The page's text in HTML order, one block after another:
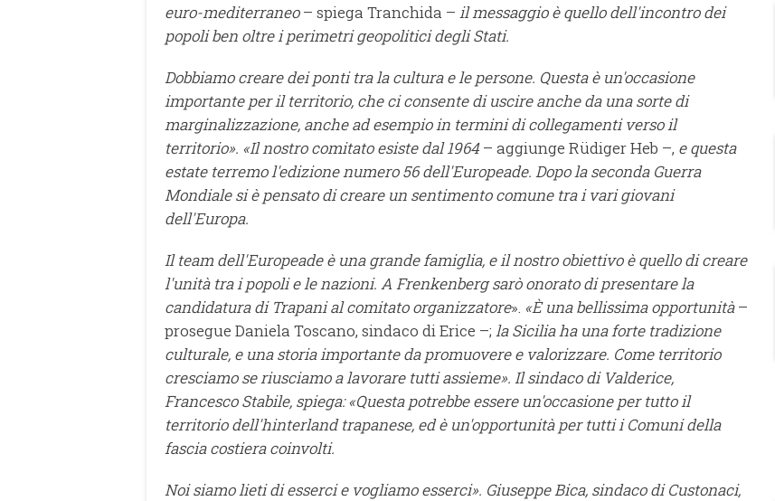
euro-mediterraneo– spiega Tranchida – il messaggio è quello dell'incontro dei
popoli ben oltre i perimetri geopolitici degli Stati.
Dobbiamo creare dei ponti tra la cultura e le persone. Questa è un'occasione
importante per il territorio, che ci consente di uscire anche da una sorte di
marginalizzazione, anche ad esempio in termini di collegamenti verso il
territorio». «Il nostro comitato esiste dal 1964– aggiunge Rüdiger Heb –, e questa
estate terremo l'edizione numero 56 dell'Europeade. Dopo la seconda Guerra
Mondiale si è pensato di creare un sentimento comune tra i vari giovani
dell'Europa.
Il team dell'Europeade è una grande famiglia, e il nostro obiettivo è quello di creare
l'unità tra i popoli e le nazioni. A Frenkenberg sarò onorato di presentare la
candidatura di Trapani al comitato organizzatore». «È una bellissima opportunità–
prosegue Daniela Toscano, sindaco di Erice –; la Sicilia ha una forte tradizione
culturale, e una storia importante da promuovere e valorizzare. Come territorio
cresciamo se riusciamo a lavorare tutti assieme». Il sindaco di Valderice,
Francesco Stabile, spiega: «Questa potrebbe essere un'occasione per tutto il
territorio dell'hinterland trapanese, ed è un'opportunità per tutti i Comuni della
fascia costiera coinvolti.
Noi siamo lieti di esserci e vogliamo esserci». Giuseppe Bica, sindaco di Custonaci,